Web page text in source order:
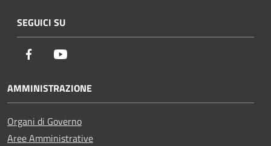
SEGUICI SU
Facebook
AMMINISTRAZIONE
Organi di Governo
Aree Amministrative